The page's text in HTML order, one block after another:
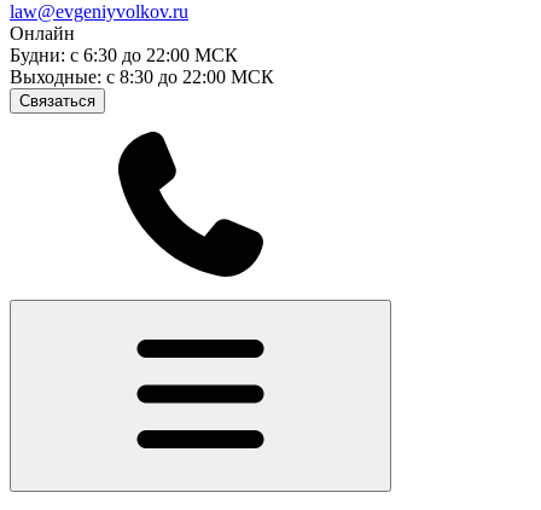
law@evgeniyvolkov.ru
Онлайн
Будни: с 6:30 до 22:00 МСК
Выходные: с 8:30 до 22:00 МСК
Связаться